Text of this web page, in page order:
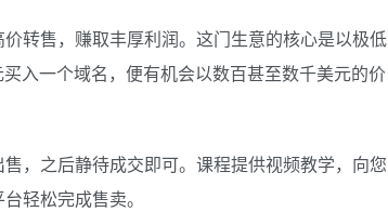
转售，赚取丰厚利润。这门生意的核心是以极低
入一个域名，便有机会以数百甚至数千美元的价
，之后静待成交即可。课程提供视频教学，向您
轻松完成售卖。